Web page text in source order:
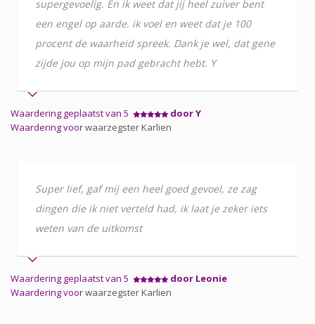
supergevoelig. En ik weet dat jij heel zuiver bent
een engel op aarde. ik voel en weet dat je 100
procent de waarheid spreek. Dank je wel, dat gene
zijde jou op mijn pad gebracht hebt. Y
Waardering geplaatst van 5
door Y
Waardering voorwaarzegster Karlien
Super lief, gaf mij een heel goed gevoel, ze zag
dingen die ik niet verteld had, ik laat je zeker iets
weten van de uitkomst
Waardering geplaatst van 5
door Leonie
Waardering voorwaarzegster Karlien